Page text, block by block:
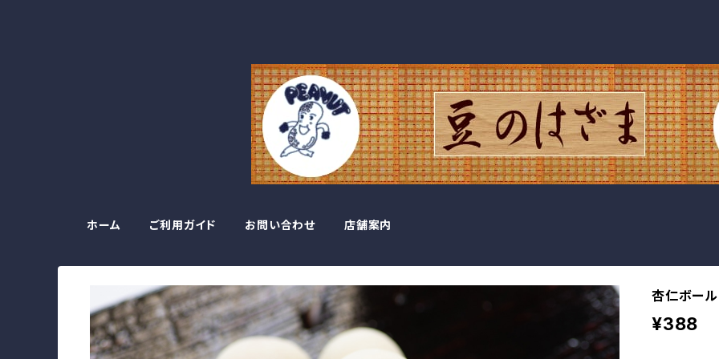
ホーム ご利用ガイド お問い合わせ 店舗案内
杏仁ボー
¥388